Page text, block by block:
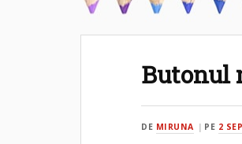
Butonul
DE MIRUNA PE 2